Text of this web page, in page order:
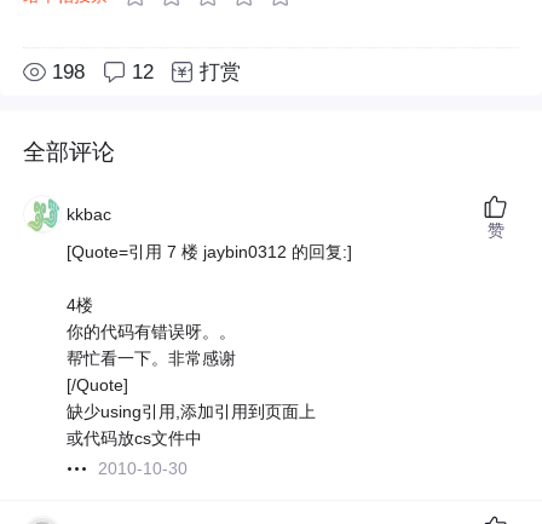
198 12 打赏
全部评论
kkbac
[Quote=引用 7 楼 jaybin0312 的回复:]
4楼
你的代码有错误呀。。
帮忙看一下。非常感谢
[/Quote]
缺少using引用,添加引用到页面上
或代码放cs文件中
2010-10-30
赞